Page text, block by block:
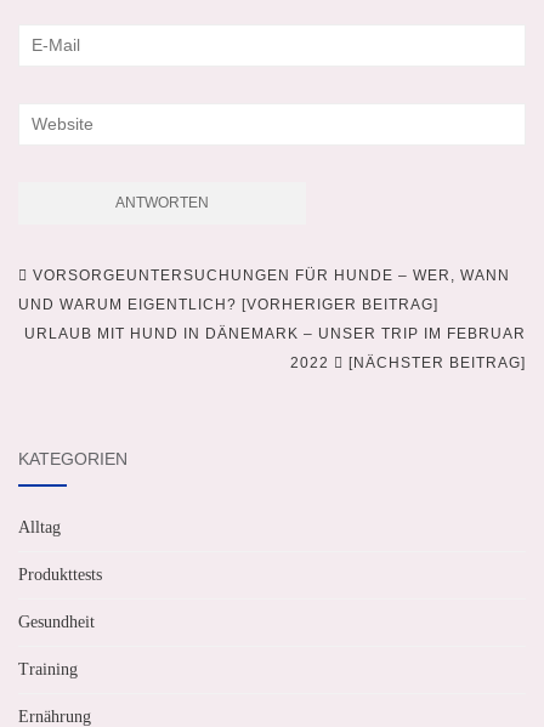
Beitragsnavigation
VORSORGEUNTERSUCHUNGEN FÜR HUNDE – WER, WANN
UND WARUM EIGENTLICH? [VORHERIGER BEITRAG]
URLAUB MIT HUND IN DÄNEMARK – UNSER TRIP IM FEBRUAR
2022
[NÄCHSTER BEITRAG]
KATEGORIEN
Alltag
Produkttests
Gesundheit
Training
Ernährung